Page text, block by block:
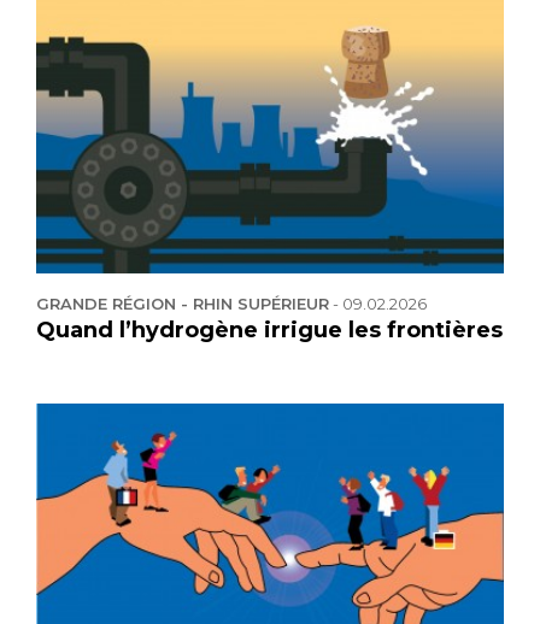
GRANDE RÉGION - RHIN SUPÉRIEUR- 09.02.2026
Quand l’hydrogène irrigue les frontières